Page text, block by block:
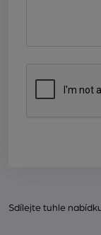
Sdílejte tuhle